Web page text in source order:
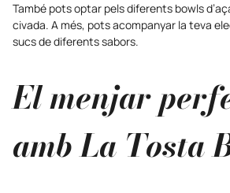
També pots optar pels diferents bowls
civada. A més, pots acompanyar la teva
sucs de diferents sabors.
El menjar
amb La Tosta